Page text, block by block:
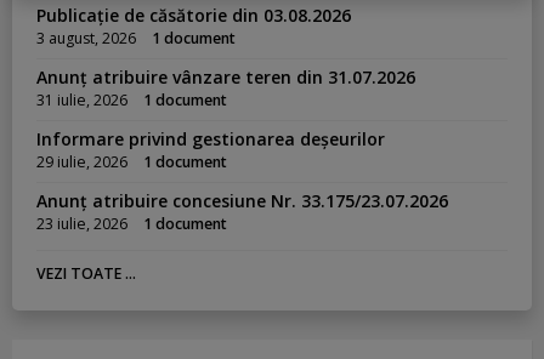
Publicație de căsătorie din 03.08.2026
3 august, 2026 1 document
Anunț atribuire vânzare teren din 31.07.2026
31 iulie, 2026 1 document
Informare privind gestionarea deșeurilor
29 iulie, 2026 1 document
Anunț atribuire concesiune Nr. 33.175/23.07.2026
23 iulie, 2026 1 document
VEZI TOATE ...